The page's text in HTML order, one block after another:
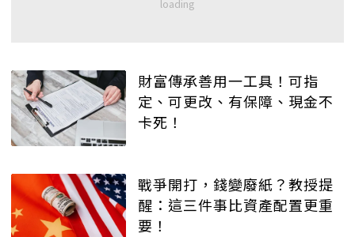
財富傳承善用一工具！可指
定、可更改、有保障、現金不
卡死！
戰爭開打，錢變廢紙？教授提
醒：這三件事比資產配置更重
要！